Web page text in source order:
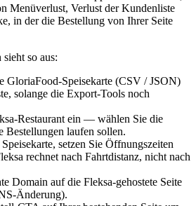
Menüverlust, Verlust der Kundenliste
in der die Bestellung von Ihrer Seite
so aus:
GloriaFood-Speisekarte (CSV / JSON)
solange die Export-Tools noch
Restaurant ein — wählen Sie die
Bestellungen laufen sollen.
setzen Sie Öffnungszeiten
rechnet nach Fahrtdistanz, nicht nach
Domain auf die Fleksa-gehostete Seite
Änderung).